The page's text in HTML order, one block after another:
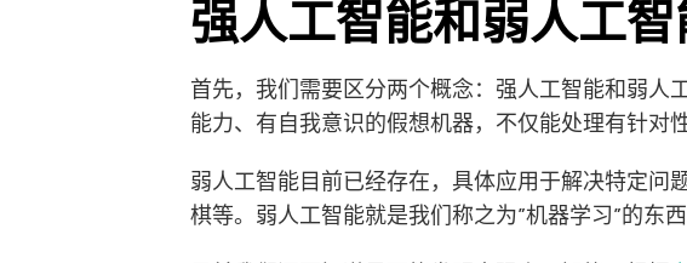
强人工智能和弱人工智
首先，我们需要区分两个概念：强人工智能和弱人
能力、有自我意识的假想机器，不仅能处理有针对
弱人工智能目前已经存在，具体应用于解决特定问
棋等。弱人工智能就是我们称之为”机器学习”的东西